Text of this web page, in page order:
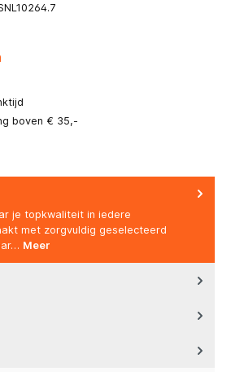
boven € 35,-
je topkwaliteit in iedere
met zorgvuldig geselecteerd
Meer